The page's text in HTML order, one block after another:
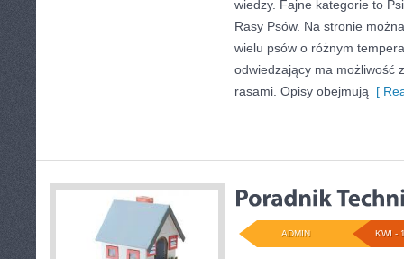
wiedzy. Fajne kategorie to
Rasy Psów. Na stronie
wielu psów o różnym
odwiedzający ma możliwość
rasami. Opisy obejmują [
KWI -
ADMIN